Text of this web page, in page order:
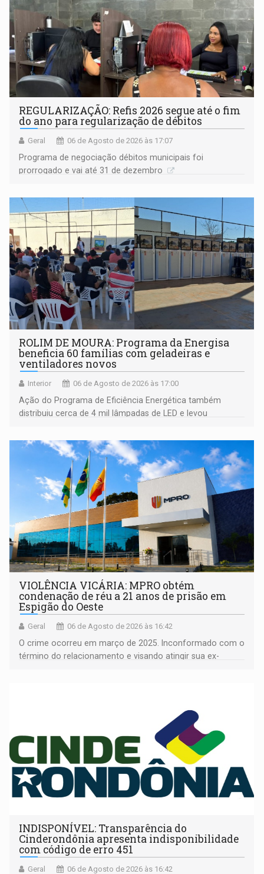
REGULARIZAÇÃO: Refis 2026 segue até o fim
do ano para regularização de débitos
Geral 06 de Agosto de 2026 às 17:07
Programa de negociação débitos municipais foi
prorrogado e vai até 31 de dezembro
ROLIM DE MOURA: Programa da Energisa
beneficia 60 famílias com geladeiras e
ventiladores novos
Interior 06 de Agosto de 2026 às 17:00
Ação do Programa de Eficiência Energética também
distribuiu cerca de 4 mil lâmpadas de LED e levou
comunidade
VIOLÊNCIA VICÁRIA: MPRO obtém
condenação de réu a 21 anos de prisão em
Espigão do Oeste
Geral 06 de Agosto de 2026 às 16:42
O crime ocorreu em março de 2025. Inconformado com o
término do relacionamento e visando atingir sua ex-
INDISPONÍVEL: Transparência do
Cinderondônia apresenta indisponibilidade
com código de erro 451
Geral 06 de Agosto de 2026 às 16:42